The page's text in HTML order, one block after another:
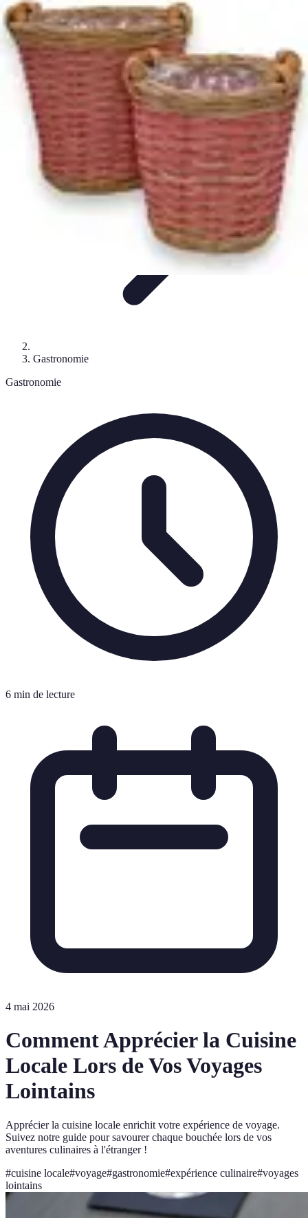
Voyager Lointain
DestinationsBudget et Économie Conseils de
Voyage
TechnologieCulture
Voyager Lointain
Gastronomie
Gastronomie
6 min de lecture
4 mai 2026
Comment Apprécier la Cuisine
Locale Lors de Vos Voyages
Lointains
Apprécier la cuisine locale enrichit votre expérience de voyage.
Suivez notre guide pour savourer chaque bouchée lors de vos
aventures culinaires à l'étranger !
#cuisine locale#voyage#gastronomie#expérience culinaire#voyages
lointains